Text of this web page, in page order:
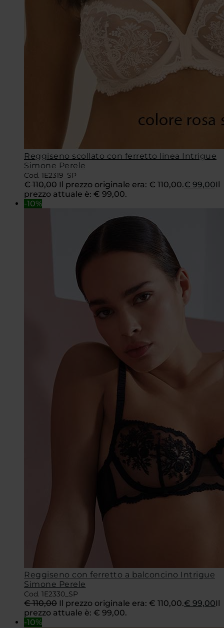
Reggiseno scollato con ferretto linea Intrigue
Simone Perele
Cod. 1E2319_SP
€110,00 Il prezzo originale era: € 110,00.€ 99,00Il
prezzo attuale è: € 99,00.
-10%
Reggiseno con ferretto a balconcino Intrigue
Simone Perele
Cod. 1E2330_SP
€110,00 Il prezzo originale era: € 110,00.€ 99,00Il
prezzo attuale è: € 99,00.
-10%